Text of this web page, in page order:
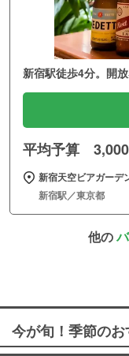
新宿駅徒歩4分。開
平均予算
新宿天空ビアガーデ
新宿駅／東京都
他の
今が旬！季節の